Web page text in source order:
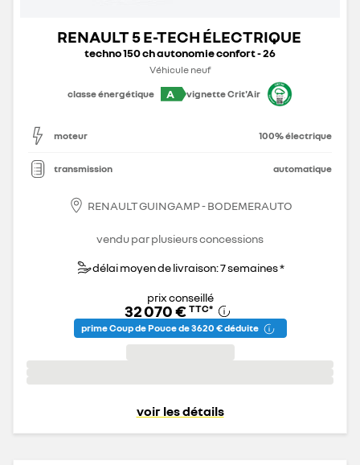
RENAULT 5 E-TECH ÉLECTRIQUE
techno 150 ch autonomie confort - 26
Véhicule neuf
classe énergétique
A vignette Crit'Air
moteur 100% électrique
transmission automatique
RENAULT GUINGAMP - BODEMERAUTO
vendu par plusieurs concessions
délai moyen de livraison: 7 semaines *
prix conseillé
32 070 € TTC*
prime Coup de Pouce de 3 620 € déduite
voir les détails